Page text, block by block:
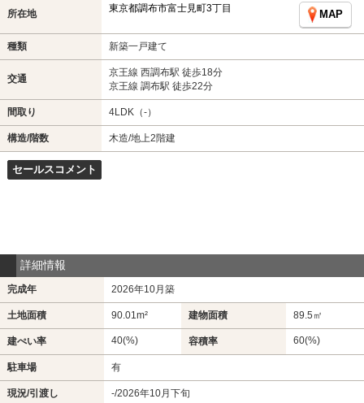
所在地 東京都調布市富士見町3丁目
MAP
種類 新築一戸建て
交通
京王線 西調布駅 徒歩18分
京王線 調布駅 徒歩22分
間取り 4LDK（-）
構造/階数 木造/地上2階建
セールスコメント
詳細情報
完成年 2026年10月築
土地面積 90.01m² 建物面積 89.5㎡
建ぺい率 40(%) 容積率 60(%)
駐車場 有
現況/引渡し -/2026年10月下旬